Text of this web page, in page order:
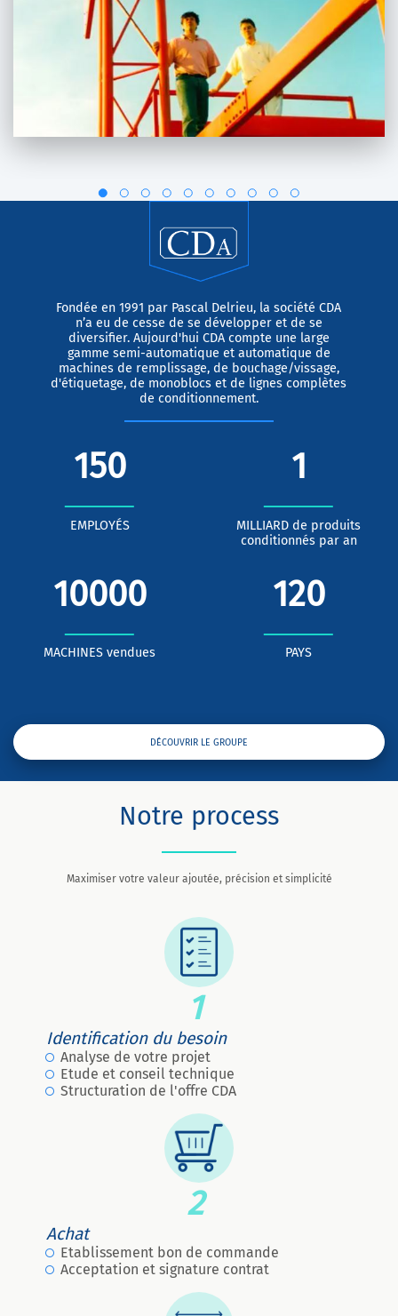
Fondée en 1991 par Pascal Delrieu, la société CDA
n’a eu de cesse de se développer et de se
diversifier. Aujourd'hui CDA compte une large
gamme semi-automatique et automatique de
machines de remplissage, de bouchage/vissage,
d'étiquetage, de monoblocs et de lignes complètes
de conditionnement.
150
EMPLOYÉS
1
MILLIARD de produits
conditionnés par an
10000
MACHINES vendues
120
PAYS
DÉCOUVRIR LE GROUPE
Notre process
Maximiser votre valeur ajoutée, précision et simplicité
1
Identification du besoin
Analyse de votre projet
Etude et conseil technique
Structuration de l'offre CDA
2
Achat
Etablissement bon de commande
Acceptation et signature contrat